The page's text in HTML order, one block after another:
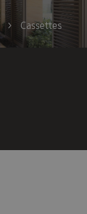
> Cassettes